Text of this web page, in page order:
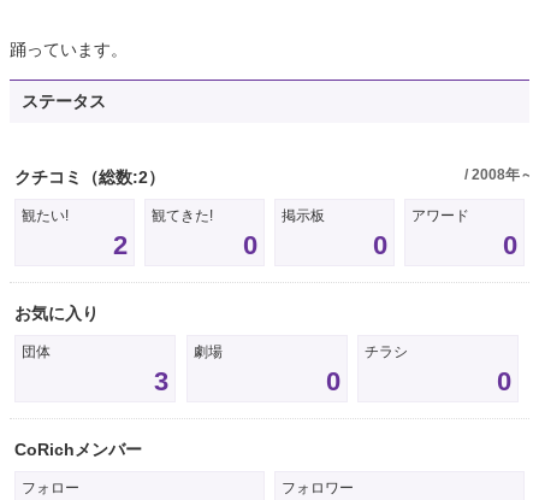
踊っています。
ステータス
クチコミ （総数:2） / 2008年～
観たい!
2
観てきた!
0
掲示板
0
アワード
0
お気に入り
団体
3
劇場
0
チラシ
0
CoRichメンバー
フォロー フォロワー